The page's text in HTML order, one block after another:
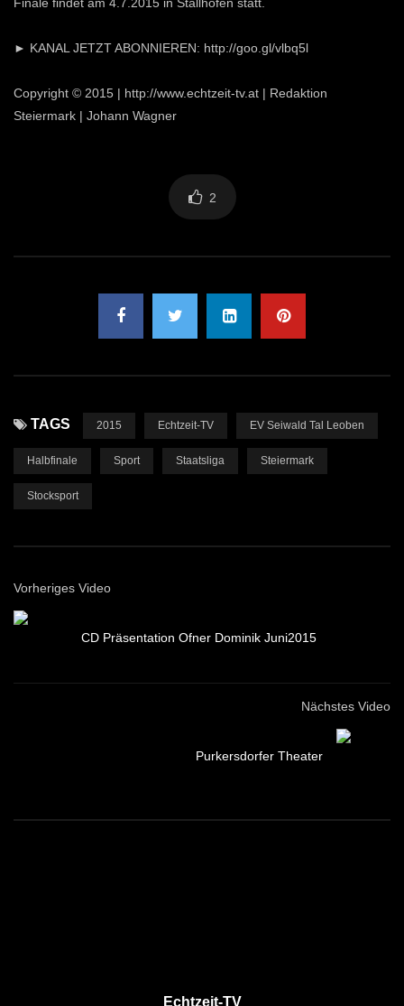
► KANAL JETZT ABONNIEREN: http://goo.gl/vlbq5l
Copyright © 2015 | http://www.echtzeit-tv.at | Redaktion
Steiermark | Johann Wagner
2
TAGS 2015 Echtzeit-TV EV Seiwald Tal Leoben
Halbfinale Sport Staatsliga Steiermark
Stocksport
Vorheriges Video
CD Präsentation Ofner Dominik Juni2015
Nächstes Video
Purkersdorfer Theater
Echtzeit-TV